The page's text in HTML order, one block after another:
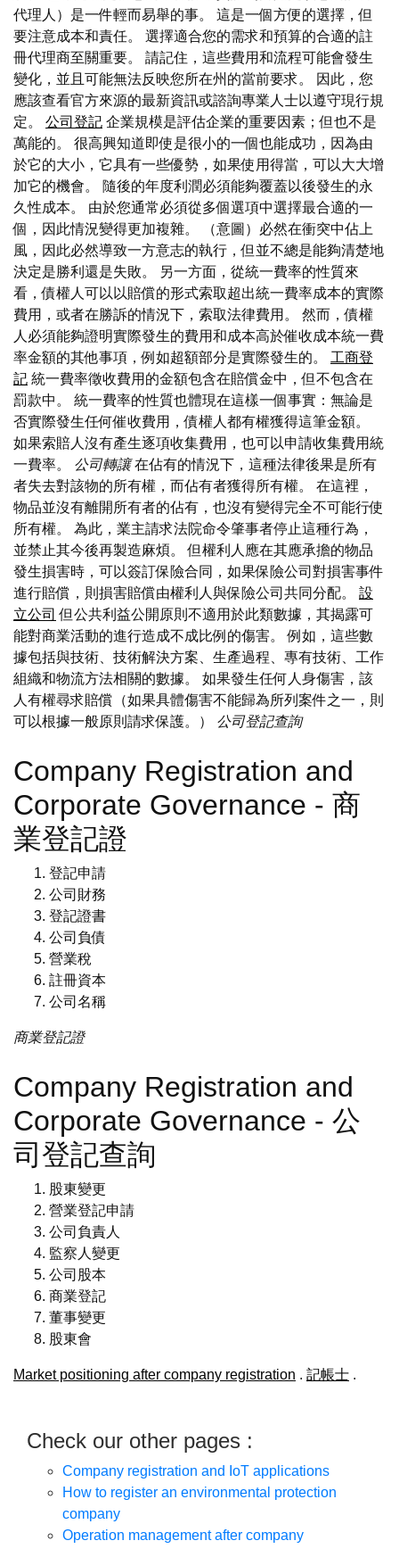
代理人）是一件輕而易舉的事。 這是一個方便的選擇，但
要注意成本和責任。 選擇適合您的需求和預算的合適的註
冊代理商至關重要。 請記住，這些費用和流程可能會發生
變化，並且可能無法反映您所在州的當前要求。 因此，您
應該查看官方來源的最新資訊或諮詢專業人士以遵守現行規
定。 公司登記 企業規模是評估企業的重要因素；但也不是
萬能的。 很高興知道即使是很小的一個也能成功，因為由
於它的大小，它具有一些優勢，如果使用得當，可以大大增
加它的機會。 隨後的年度利潤必須能夠覆蓋以後發生的永
久性成本。 由於您通常必須從多個選項中選擇最合適的一
個，因此情況變得更加複雜。 （意圖）必然在衝突中佔上
風，因此必然導致一方意志的執行，但並不總是能夠清楚地
決定是勝利還是失敗。 另一方面，從統一費率的性質來
看，債權人可以以賠償的形式索取超出統一費率成本的實際
費用，或者在勝訴的情況下，索取法律費用。 然而，債權
人必須能夠證明實際發生的費用和成本高於催收成本統一費
率金額的其他事項，例如超額部分是實際發生的。 工商登
記 統一費率徵收費用的金額包含在賠償金中，但不包含在
罰款中。 統一費率的性質也體現在這樣一個事實：無論是
否實際發生任何催收費用，債權人都有權獲得這筆金額。
如果索賠人沒有產生逐項收集費用，也可以申請收集費用統
一費率。 公司轉讓在佔有的情況下，這種法律後果是所有
者失去對該物的所有權，而佔有者獲得所有權。 在這裡，
物品並沒有離開所有者的佔有，也沒有變得完全不可能行使
所有權。 為此，業主請求法院命令肇事者停止這種行為，
並禁止其今後再製造麻煩。 但權利人應在其應承擔的物品
發生損害時，可以簽訂保險合同，如果保險公司對損害事件
進行賠償，則損害賠償由權利人與保險公司共同分配。 設
立公司 但公共利益公開原則不適用於此類數據，其揭露可
能對商業活動的進行造成不成比例的傷害。 例如，這些數
據包括與技術、技術解決方案、生產過程、專有技術、工作
組織和物流方法相關的數據。 如果發生任何人身傷害，該
人有權尋求賠償（如果具體傷害不能歸為所列案件之一，則
可以根據一般原則請求保護。） 公司登記查詢
Company Registration and
Corporate Governance - 商
業登記證
登記申請
公司財務
登記證書
公司負債
營業稅
註冊資本
公司名稱
商業登記證
Company Registration and
Corporate Governance - 公
司登記查詢
股東變更
營業登記申請
公司負責人
監察人變更
公司股本
商業登記
董事變更
股東會
Market positioning after company registration . 記帳士 .
Check our other pages :
Company registration and IoT applications
How to register an environmental protection
company
Operation management after company